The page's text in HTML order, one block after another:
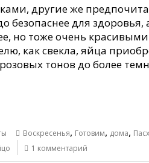
другие же
безопаснее для
но тоже очень
как свекла, яйца
тонов до более
Воскресенья, Готовим, дома,
1 комментарий